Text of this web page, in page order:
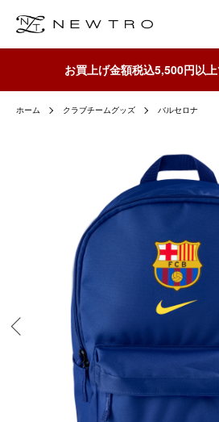
お買上げ金額税込5,500円以
ホーム クラブチームグッズ バルセロナ